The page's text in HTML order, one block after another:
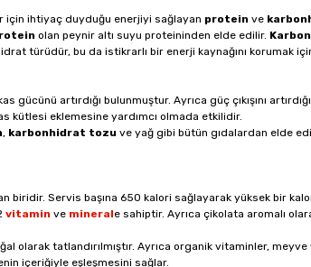
için ihtiyaç duyduğu enerjiyi sağlayan protein ve
olan peynir altı suyu proteininden elde edilir.
türüdür, bu da istikrarlı bir enerji kaynağını korumak
artırdığı bulunmuştur. Ayrıca güç çıkışını
kütlesi eklemesine yardımcı olmada etkilidir.
, karbonhidrat tozu ve yağ gibi bütün gıdalardan elde
biridir. Servis başına 650 kalori sağlayarak yüksek bir
vitamin ve minerale sahiptir. Ayrıca çikolata aromalı
olarak tatlandırılmıştır. Ayrıca organik vitaminler,
içeriğiyle eşleşmesini sağlar.